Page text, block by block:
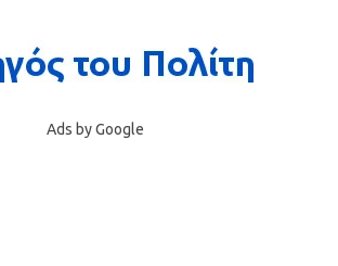
Ads by Google